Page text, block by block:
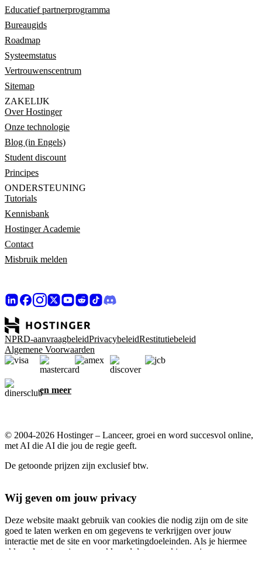
Educatief partnerprogramma
Bureaugids
Roadmap
Systeemstatus
Vertrouwenscentrum
Sitemap
ZAKELIJK
Over Hostinger
Onze technologie
Blog (in Engels)
Student discount
Principes
ONDERSTEUNING
Tutorials
Kennisbank
Hostinger Academie
Contact
Misbruik melden
NPRD-aanvraagbeleidPrivacybeleidRestitutiebeleid
Algemene Voorwaarden
en meer
© 2004-2026 Hostinger – Lanceer, groei en word succesvol online,
met AI die AI die jou de regie geeft.
De getoonde prijzen zijn exclusief btw.
Wij geven om jouw privacy
Deze website maakt gebruik van cookies die nodig zijn om de site
goed te laten werken en om gegevens te verkrijgen over jouw
interactie met de site en voor marketingdoeleinden. Als je hiermee
akkoord gaat, ga je ermee akkoord dat er cookies op je apparaat